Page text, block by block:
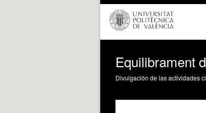
Equilibrament
Divulgación de las actividades